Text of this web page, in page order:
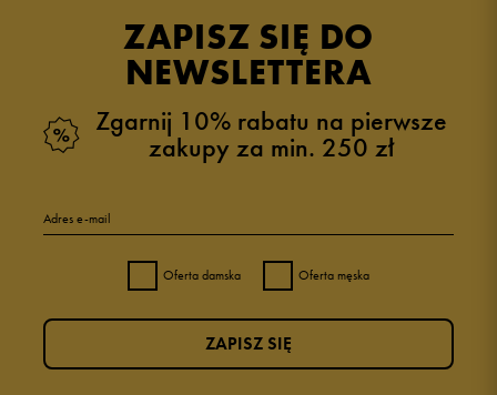
ZAPISZ SIĘ DO
NEWSLETTERA
Zgarnij 10% rabatu na pierwsze
zakupy za min. 250 zł
Adres e-mail
Oferta damska Oferta męska
ZAPISZ SIĘ